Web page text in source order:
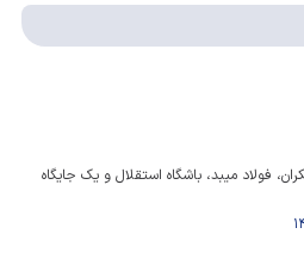
فولاد میبد، باشگاه استقلال و یک جایگاه